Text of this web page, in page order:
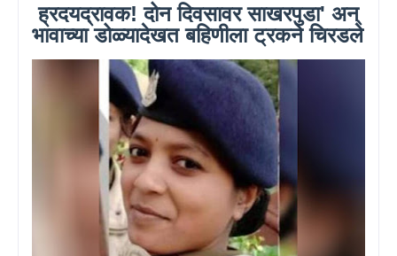
ह्रदयद्रावक! दोन दिवसावर साखरपुडा' अन्
भावाच्या डोळ्यादेखत बहिणीला ट्रकने चिरडले